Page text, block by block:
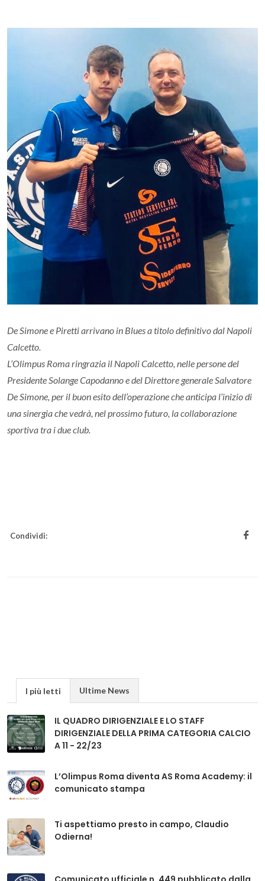
De Simone e Piretti arrivano in Blues a titolo definitivo dal Napoli
Calcetto.
L’Olimpus Roma ringrazia il Napoli Calcetto, nelle persone del
Presidente Solange Capodanno e del Direttore generale Salvatore
De Simone, per il buon esito dell’operazione che anticipa l’inizio di
una sinergia che vedrà, nel prossimo futuro, la collaborazione
sportiva tra i due club.
Condividi:
I più letti Ultime News
IL QUADRO DIRIGENZIALE E LO STAFF
DIRIGENZIALE DELLA PRIMA CATEGORIA CALCIO
A 11 - 22/23
L’Olimpus Roma diventa AS Roma Academy: il
comunicato stampa
Ti aspettiamo presto in campo, Claudio
Odierna!